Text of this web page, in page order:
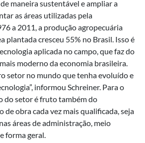
maneira sustentável e ampliar a
as áreas utilizadas pela
a 2011, a produção agropecuária
plantada cresceu 55% no Brasil. Isso é
aplicada no campo, que faz do
moderno da economia brasileira.
setor no mundo que tenha evoluído e
informou Schreiner. Para o
do setor é fruto também do
de obra cada vez mais qualificada, seja
áreas de administração, meio
forma geral.